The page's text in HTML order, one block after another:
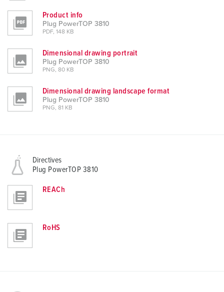
Product info
Plug PowerTOP 3810
PDF, 148 KB
Dimensional drawing portrait
Plug PowerTOP 3810
PNG, 80 KB
Dimensional drawing landscape format
Plug PowerTOP 3810
PNG, 81 KB
Directives
Plug PowerTOP 3810
REACh
RoHS